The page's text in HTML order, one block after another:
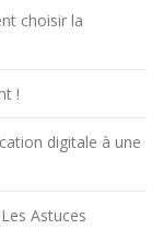
choisir la
!
digitale à une
Astuces